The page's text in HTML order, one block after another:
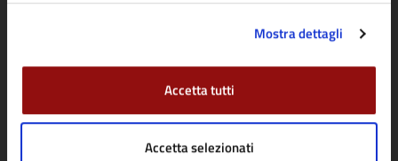
Mostra dettagli
Accetta tutti
Accetta selezionati
Comune di Fidenza